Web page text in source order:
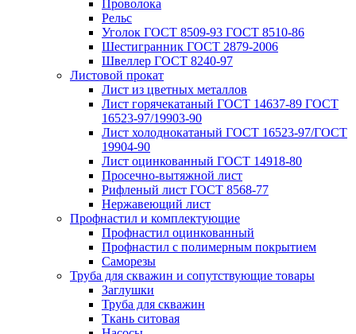
Проволока
Рельс
Уголок ГОСТ 8509-93 ГОСТ 8510-86
Шестигранник ГОСТ 2879-2006
Швеллер ГОСТ 8240-97
Листовой прокат
Лист из цветных металлов
Лист горячекатаный ГОСТ 14637-89 ГОСТ
16523-97/19903-90
Лист холоднокатаный ГОСТ 16523-97/ГОСТ
19904-90
Лист оцинкованный ГОСТ 14918-80
Просечно-вытяжной лист
Рифленый лист ГОСТ 8568-77
Нержавеющий лист
Профнастил и комплектующие
Профнастил оцинкованный
Профнастил с полимерным покрытием
Саморезы
Труба для скважин и сопутствующие товары
Заглушки
Труба для скважин
Ткань ситовая